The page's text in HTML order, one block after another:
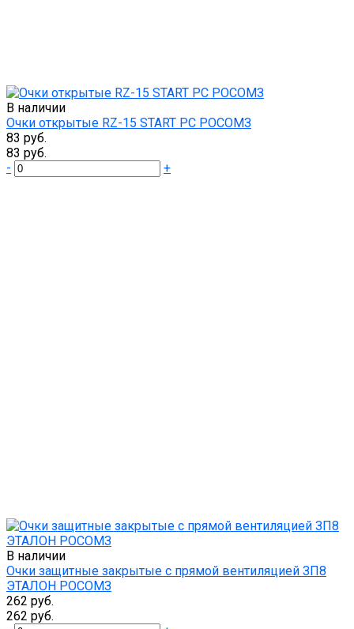
В наличии
Очки открытые RZ-15 START PС РОСОМЗ
83 руб.
83 руб.
-
+
В наличии
Очки защитные закрытые с прямой вентиляцией ЗП8
ЭТАЛОН РОСОМЗ
262 руб.
262 руб.